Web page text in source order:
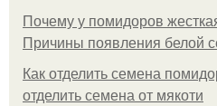
Почему у помидоров
Причины появления белой
Как отделить семена
отделить семена от мякоти